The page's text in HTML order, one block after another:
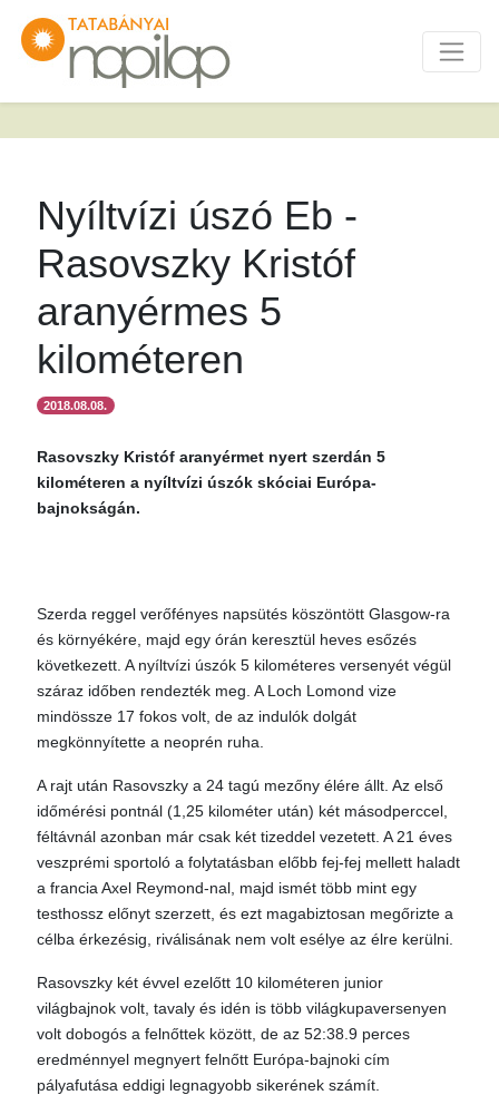
Nyíltvízi úszó Eb -
Rasovszky Kristóf
aranyérmes 5
kilométeren
2018.08.08.
Rasovszky Kristóf aranyérmet nyert szerdán 5
kilométeren a nyíltvízi úszók skóciai Európa-
bajnokságán.
Szerda reggel verőfényes napsütés köszöntött Glasgow-ra
és környékére, majd egy órán keresztül heves esőzés
következett. A nyíltvízi úszók 5 kilométeres versenyét végül
száraz időben rendezték meg. A Loch Lomond vize
mindössze 17 fokos volt, de az indulók dolgát
megkönnyítette a neoprén ruha.
A rajt után Rasovszky a 24 tagú mezőny élére állt. Az első
időmérési pontnál (1,25 kilométer után) két másodperccel,
féltávnál azonban már csak két tizeddel vezetett. A 21 éves
veszprémi sportoló a folytatásban előbb fej-fej mellett haladt
a francia Axel Reymond-nal, majd ismét több mint egy
testhossz előnyt szerzett, és ezt magabiztosan megőrizte a
célba érkezésig, riválisának nem volt esélye az élre kerülni.
Rasovszky két évvel ezelőtt 10 kilométeren junior
világbajnok volt, tavaly és idén is több világkupaversenyen
volt dobogós a felnőttek között, de az 52:38.9 perces
eredménnyel megnyert felnőtt Európa-bajnoki cím
pályafutása eddigi legnagyobb sikerének számít.